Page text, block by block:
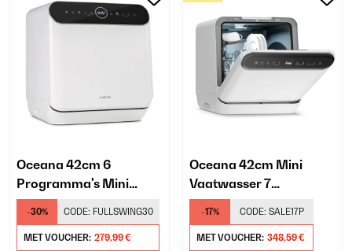
Oceana 42cm 6
Programma's Mini
Vaatwasser​ Wit
-30% CODE: FULLSWING30
MET VOUCHER: 279,99 €
Oceana 42cm Mini
Vaatwasser 7
Programma's Wit
-17% CODE: SALE17P
MET VOUCHER: 348,59 €